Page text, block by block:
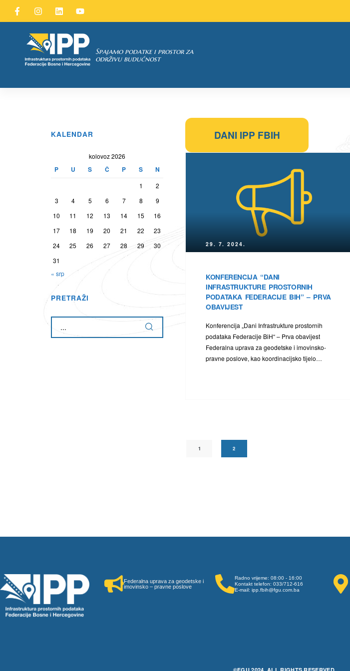
Spajamo podatke i prostor za
održivu budućnost
KALENDAR
kolovoz 2026
P U S Č P S N
1
2
3
4 5 6 7 8
9
10
11 12 13 14 15
16
17
18 19 20 21 22
23
24
25 26 27 28 29
30
31
« srp
PRETRAŽI
DANI IPP FBIH
29. 7. 2024.
KONFERENCIJA “DANI
INFRASTRUKTURE PROSTORNIH
PODATAKA FEDERACIJE BIH” – PRVA
OBAVIJEST
Konferencija „Dani Infrastrukture prostornih
podataka Federacije BiH“ – Prva obavijest
Federalna uprava za geodetske i imovinsko-
pravne poslove, kao koordinacijsko tijelo…
1 2
Federalna uprava za geodetske i
imovinsko – pravne poslove
Radno vrijeme: 08:00 - 16:00
Kontakt telefon: 033/712-616
E-mail: ipp.fbih@fgu.com.ba